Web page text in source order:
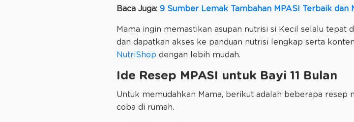
Baca Juga: 9 Sumber Lemak Tambahan MPASI Terbaik dan
Mama ingin memastikan asupan nutrisi si Kecil selalu tepat
dan dapatkan akses ke panduan nutrisi lengkap serta
NutriShop dengan lebih mudah.
Ide Resep MPASI untuk Bayi 11 Bulan
Untuk memudahkan Mama, berikut adalah beberapa resep
coba di rumah.